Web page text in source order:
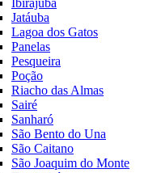
Ibirajuba
Jatáuba
Lagoa dos Gatos
Panelas
Pesqueira
Poção
Riacho das Almas
Sairé
Sanharó
São Bento do Una
São Caitano
São Joaquim do Monte